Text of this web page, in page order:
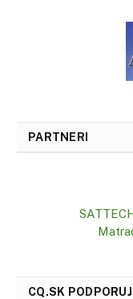
PARTNERI
CQ.SK